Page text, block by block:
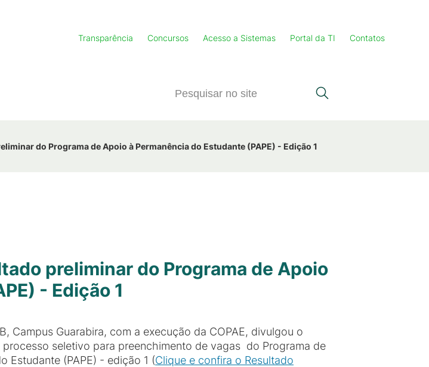
Transparência Concursos Acesso a Sistemas Portal da TI Contatos
do Programa de Apoio à Permanência do Estudante (PAPE) - Edição 1
preliminar do Programa de Apoio
- Edição 1
Campus Guarabira, com a execução da COPAE, divulgou o
seletivo para preenchimento de vagas do Programa de
Estudante (PAPE) - edição 1 (Clique e confira o Resultado